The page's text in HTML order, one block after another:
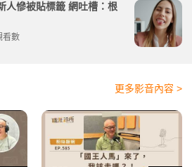
人慘被貼標籤 網吐槽：根
看數
更多影音內容 >